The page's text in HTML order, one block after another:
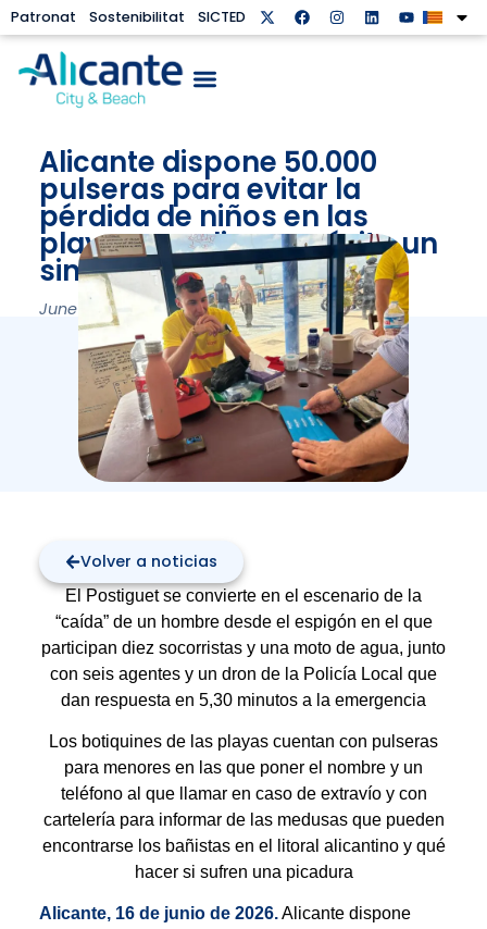
Patronat Sostenibilitat SICTED
Alicante dispone 50.000
pulseras para evitar la
pérdida de niños en las
playas y realiza con éxito un
simulacro de socorrismo
June 16, 2026
Volver a noticias
El Postiguet se convierte en el escenario de la
“caída” de un hombre desde el espigón en el que
participan diez socorristas y una moto de agua, junto
con seis agentes y un dron de la Policía Local que
dan respuesta en 5,30 minutos a la emergencia
Los botiquines de las playas cuentan con pulseras
para menores en las que poner el nombre y un
teléfono al que llamar en caso de extravío y con
cartelería para informar de las medusas que pueden
encontrarse los bañistas en el litoral alicantino y qué
hacer si sufren una picadura
Alicante, 16 de junio de 2026.Alicante dispone